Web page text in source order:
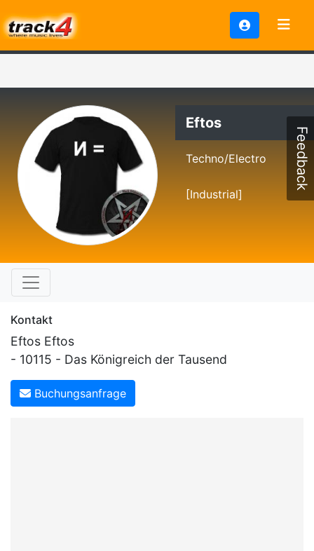
Eftos
Techno/Electro
[Industrial]
Kontakt
Eftos Eftos
- 10115 - Das Königreich der Tausend
Buchungsanfrage
Feedback